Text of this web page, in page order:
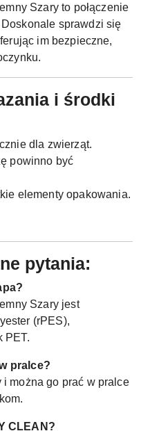
Szary to połączenie
sprawdzi się
im bezpieczne,
i środki
dla zwierząt.
powinno być
elementy opakowania.
pytania:
Szary jest
(rPES),
PET.
pralce?
można go prać w pralce
CLEAN?